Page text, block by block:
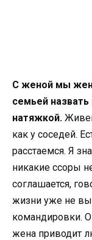
С женой мы
семьей
натяжкой.
как у соседей.
расстаемся. Я
никакие ссоры
соглашается,
жизни уже не
командировки.
жена приводит